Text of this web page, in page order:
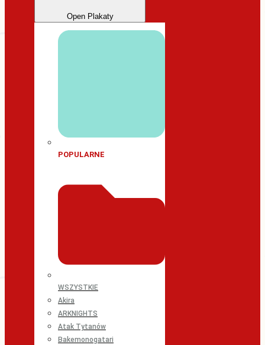
Open Plakaty
POPULARNE
WSZYSTKIE
Akira
ARKNIGHTS
Atak Tytanów
Bakemonogatari